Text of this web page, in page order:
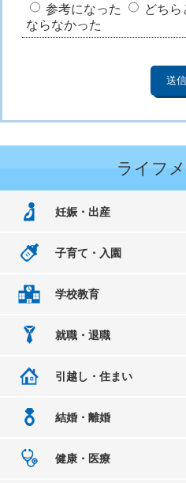
参考になった
どちら
ならなかった
ライフ
妊娠・出産
子育て・入園
学校教育
就職・退職
引越し・住まい
結婚・離婚
健康・医療